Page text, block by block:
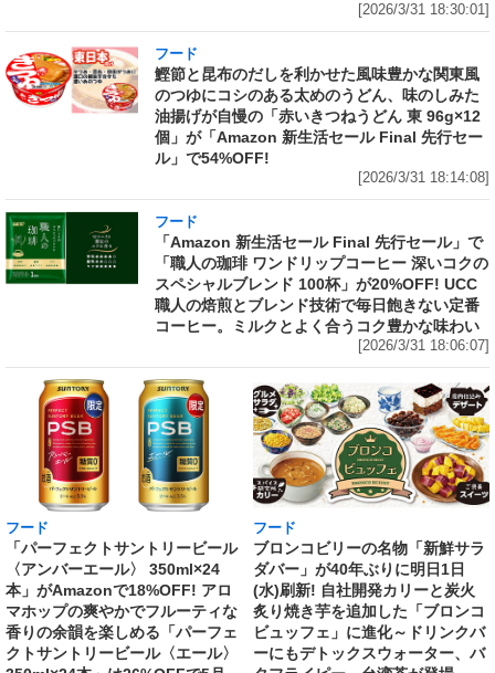
[2026/3/31 18:30:01]
フード
鰹節と昆布のだしを利かせた風味豊かな関東風
のつゆにコシのある太めのうどん、味のしみた
油揚げが自慢の「赤いきつねうどん 東 96g×12
個」が「Amazon 新生活セール Final 先行セー
ル」で54%OFF!
[2026/3/31 18:14:08]
フード
「Amazon 新生活セール Final 先行セール」で
「職人の珈琲 ワンドリップコーヒー 深いコクの
スペシャルブレンド 100杯」が20%OFF! UCC
職人の焙煎とブレンド技術で毎日飽きない定番
コーヒー。ミルクとよく合うコク豊かな味わい
[2026/3/31 18:06:07]
フード
「パーフェクトサントリービール
〈アンバーエール〉 350ml×24
本」がAmazonで18%OFF! アロ
マホップの爽やかでフルーティな
香りの余韻を楽しめる「パーフェ
クトサントリービール〈エール〉
フード
ブロンコビリーの名物「新鮮サラ
ダバー」が40年ぶりに明日1日
(水)刷新! 自社開発カリーと炭火
炙り焼き芋を追加した「ブロンコ
ビュッフェ」に進化～ドリンクバ
ーにもデトックスウォーター、バ